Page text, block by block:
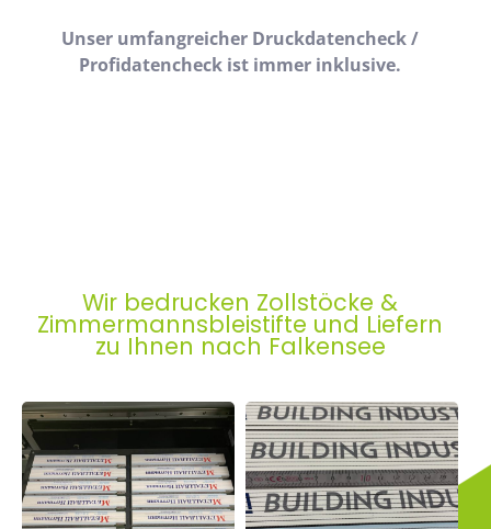
Unser umfangreicher Druckdatencheck /
Profidatencheck ist immer inklusive.
Wir bedrucken Zollstöcke &
Zimmermannsbleistifte und Liefern
zu Ihnen nach Falkensee